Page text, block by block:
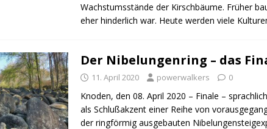
Wachstumsstände der Kirschbäume. Früher
eher hinderlich war. Heute werden viele
Der Nibelungenring – das
11. April 2020 powerwalkers 0
Knoden, den 08. April 2020 – Finale –
als Schlußakzent einer Reihe von
der ringförmig ausgebauten